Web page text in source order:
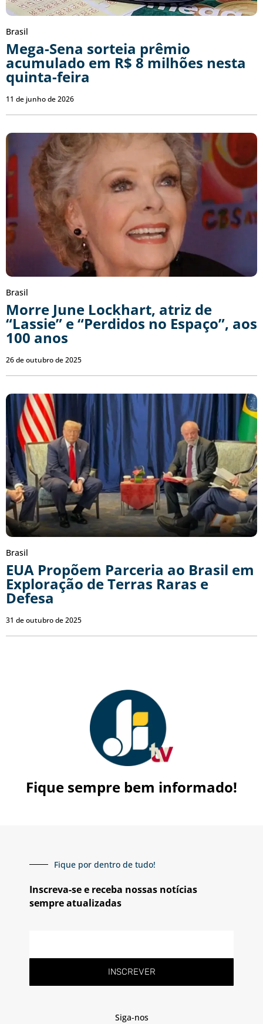
Brasil
Mega-Sena sorteia prêmio
acumulado em R$ 8 milhões nesta
quinta-feira
11 de junho de 2026
Brasil
Morre June Lockhart, atriz de
“Lassie” e “Perdidos no Espaço”, aos
100 anos
26 de outubro de 2025
Brasil
EUA Propõem Parceria ao Brasil em
Exploração de Terras Raras e
Defesa
31 de outubro de 2025
Fique sempre bem informado!
Fique por dentro de tudo!
Inscreva-se e receba nossas notícias
sempre atualizadas
INSCREVER
Siga-nos